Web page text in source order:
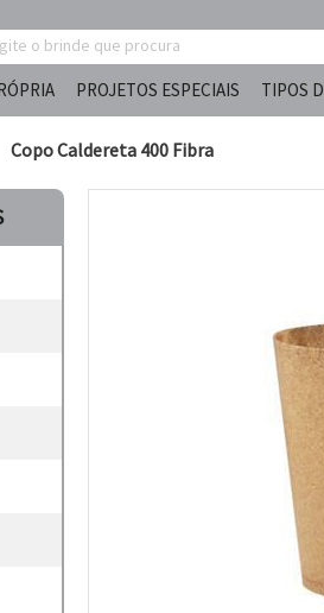
PROJETOS ESPECIAIS TIPOS
Copo Caldereta 400 Fibra